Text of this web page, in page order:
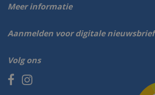
Volg ons
Meer informatie
Aanmelden voor digitale nieuwsbrief